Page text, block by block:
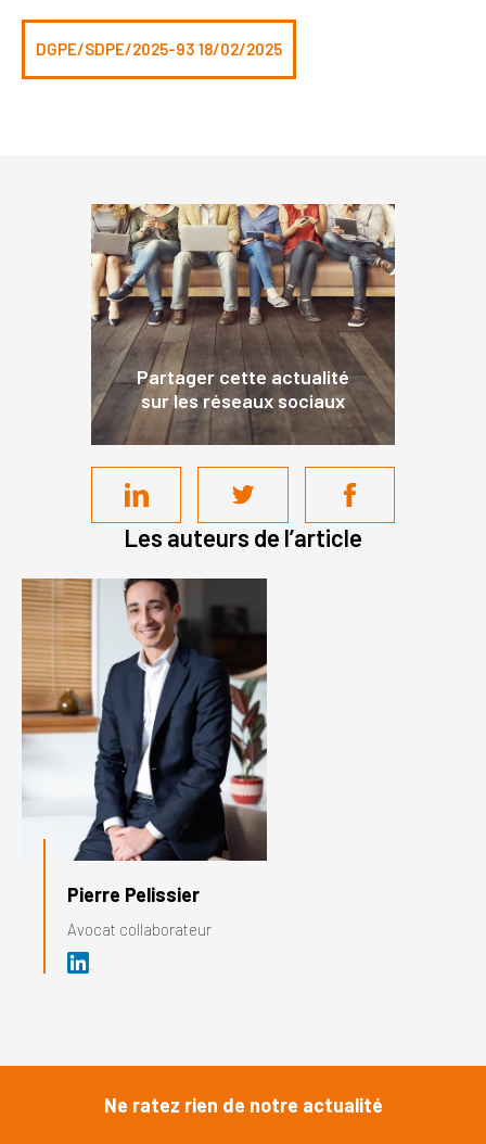
DGPE/SDPE/2025-93 18/02/2025
Partager cette actualité
sur les réseaux sociaux
Les auteurs de l’article
Pierre Pelissier
Avocat collaborateur
Ne ratez rien de notre actualité